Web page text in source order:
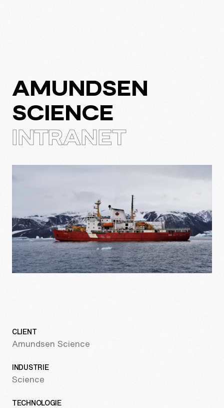
À PROPOS
EXPERTISE
PROJETS
BLOGUE
info@treize.pro
438-940-2500
7236 rue Waverly, bureau 403.7
AMUNDSEN
SCIENCE
INTRANET
CLIENT
Amundsen Science
INDUSTRIE
Science
TECHNOLOGIE